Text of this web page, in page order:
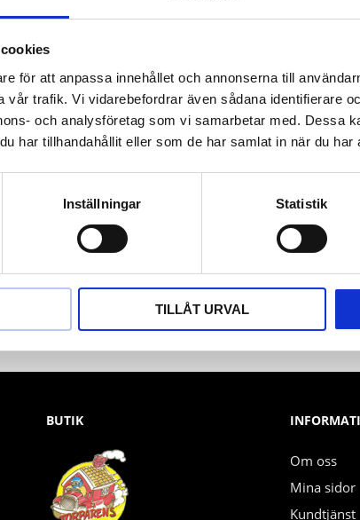
för att anpassa innehållet och annonserna till
vår trafik. Vi vidarebefordrar även sådana identifierare
och analysföretag som vi samarbetar med. Dessa
har tillhandahållit eller som de har samlat in när du har
Inställningar Statistik
TILLÅT URVAL
spindel med induktivt härdad gänga
PRENUMERERA
Dina personuppgifter behandlas i enlighet med vår
BUTIK
Om oss
Mina sidor
Kundtjänst